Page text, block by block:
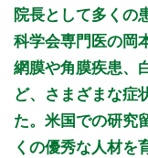
休診日: 水、日、祝
備考: ※月曜午前 手
※土曜午前 予約検査
せん)
※診療時間や臨時休
機関ホームペー
院長として多くの
科学会専門医の岡
網膜や角膜疾患、
ど、さまざまな症
た。米国での研究
くの優秀な人材を